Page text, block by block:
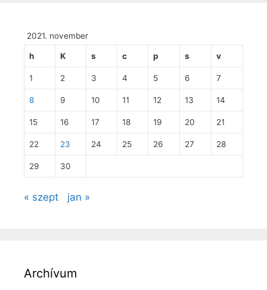
2021. november
h K s c p s v
1 2 3 4 5 6 7
8 9 10 11 12 13 14
15 16 17 18 19 20 21
22 23 24 25 26 27 28
29 30
« szept jan »
Archívum